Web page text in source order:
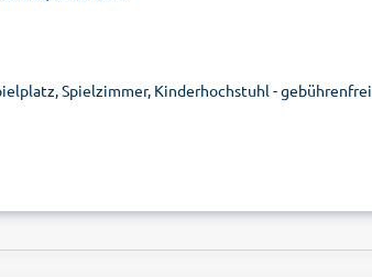
Spielzimmer, Kinderhochstuhl - gebührenfrei